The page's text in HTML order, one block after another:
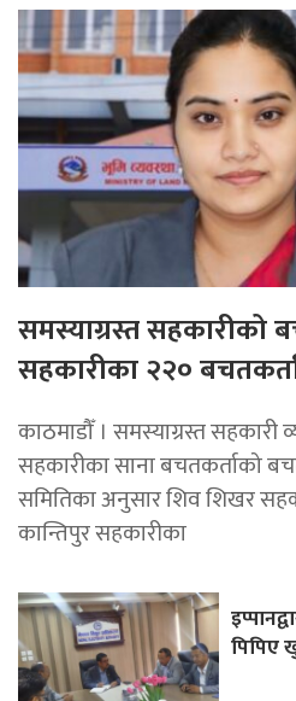
समस्याग्रस्त सहकारीको
सहकारीका २२०
काठमाडौँ । समस्याग्रस्त सहकारी
सहकारीका साना बचतकर्ताको
समितिका अनुसार शिव शिखर
कान्तिपुर सहकारीका
पिपिए